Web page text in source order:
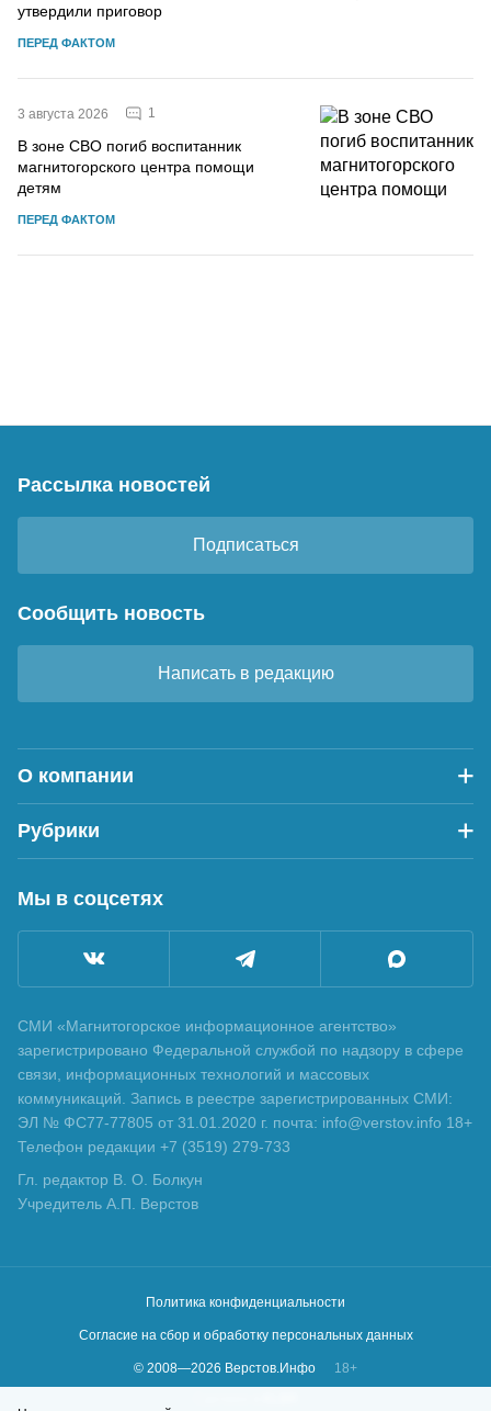
утвердили приговор
ПЕРЕД ФАКТОМ
3 августа 2026 1
В зоне СВО погиб воспитанник
магнитогорского центра помощи
детям
ПЕРЕД ФАКТОМ
Рассылка новостей
Подписаться
Сообщить новость
Написать в редакцию
О компании
Рубрики
Мы в соцсетях
СМИ «Магнитогорское информационное агентство»
зарегистрировано Федеральной службой по надзору в сфере
связи, информационных технологий и массовых
коммуникаций. Запись в реестре зарегистрированных СМИ:
ЭЛ № ФС77-77805 от 31.01.2020 г. почта: info@verstov.info 18+
Телефон редакции +7 (3519) 279-733
Гл. редактор В. О. Болкун
Учредитель А.П. Верстов
Политика конфиденциальности
Согласие на сбор и обработку персональных данных
© 2008—2026 Верстов.Инфо
18+